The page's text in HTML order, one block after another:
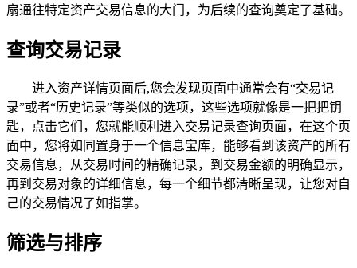
扇通往特定资产交易信息的大门，为后续的查询奠定了基础。
查询交易记录
进入资产详情页面后,您会发现页面中通常会有“交易记
录”或者“历史记录”等类似的选项，这些选项就像是一把把钥
匙，点击它们，您就能顺利进入交易记录查询页面，在这个页
面中，您将如同置身于一个信息宝库，能够看到该资产的所有
交易信息，从交易时间的精确记录，到交易金额的明确显示，
再到交易对象的详细信息，每一个细节都清晰呈现，让您对自
己的交易情况了如指掌。
筛选与排序